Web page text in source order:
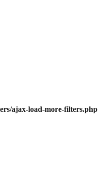
ajax-load-more-filters.php